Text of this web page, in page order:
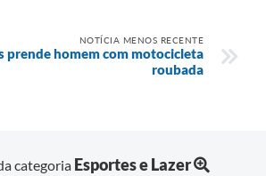
NOTÍCIA MENOS RECENTE
prende homem com motocicleta
roubada
categoria Esportes e Lazer